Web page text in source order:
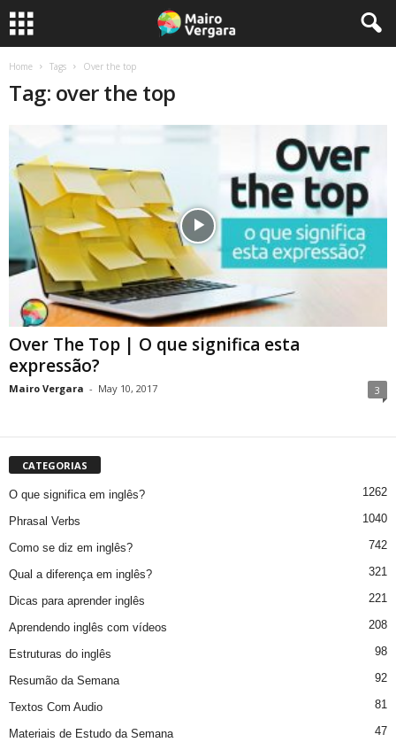
Home Tags Over the top
Tag: over the top
Over The Top | O que significa esta
expressão?
Mairo Vergara - May 10, 2017 3
CATEGORIAS
O que significa em inglês? 1262
Phrasal Verbs 1040
Como se diz em inglês? 742
Qual a diferença em inglês? 321
Dicas para aprender inglês 221
Aprendendo inglês com vídeos 208
Estruturas do inglês 98
Resumão da Semana 92
Textos Com Audio 81
Materiais de Estudo da Semana 47